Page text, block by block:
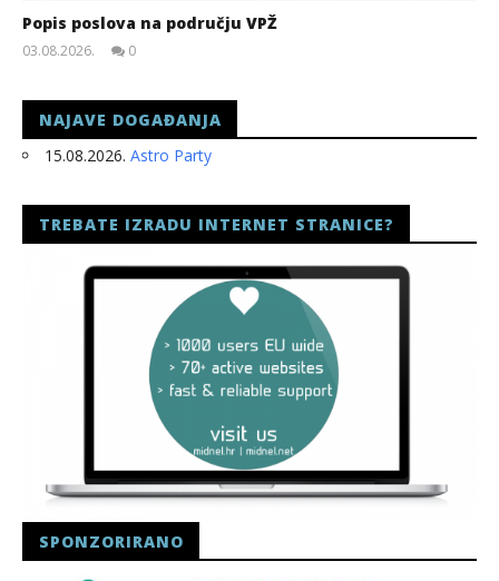
Popis poslova na području VPŽ
03.08.2026.
0
NAJAVE DOGAĐANJA
15.08.2026. Astro Party
TREBATE IZRADU INTERNET STRANICE?
SPONZORIRANO